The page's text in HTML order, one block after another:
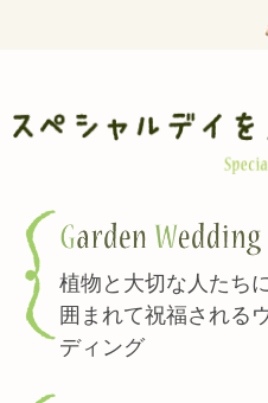
植物と大切な人たち
囲まれて祝福される
ディング